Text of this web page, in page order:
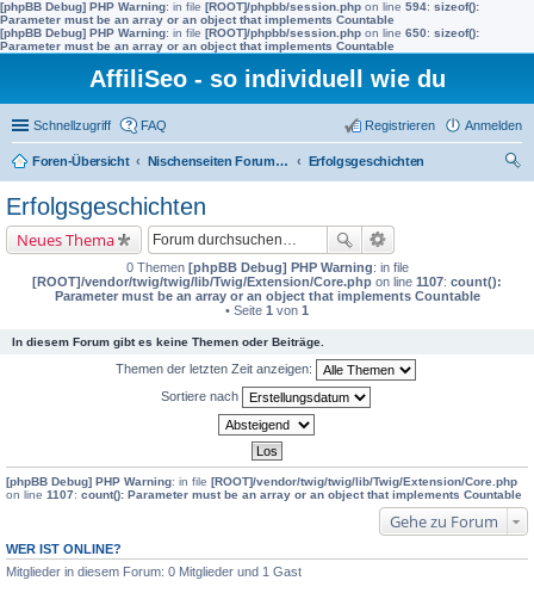
[phpBB Debug] PHP Warning: in file [ROOT]/phpbb/session.php on line 594: sizeof():
Parameter must be an array or an object that implements Countable
[phpBB Debug] PHP Warning: in file [ROOT]/phpbb/session.php on line 650: sizeof():
Parameter must be an array or an object that implements Countable
AffiliSeo - so individuell wie du
Schnellzugriff FAQ Anmelden
Registrieren
Foren-Übersicht Nischenseiten Forum von AffiliSeo
Erfolgsgeschichten
Erfolgsgeschichten
Neues Thema
0 Themen [phpBB Debug] PHP Warning: in file
[ROOT]/vendor/twig/twig/lib/Twig/Extension/Core.php on line 1107: count():
Parameter must be an array or an object that implements Countable
• Seite 1 von 1
In diesem Forum gibt es keine Themen oder Beiträge.
Themen der letzten Zeit anzeigen:
Sortiere nach
[phpBB Debug] PHP Warning: in file [ROOT]/vendor/twig/twig/lib/Twig/Extension/Core.php
on line 1107: count(): Parameter must be an array or an object that implements Countable
Gehe zu Forum
WER IST ONLINE?
Mitglieder in diesem Forum: 0 Mitglieder und 1 Gast